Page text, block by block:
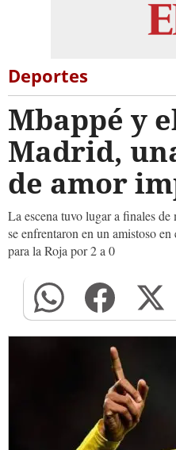
Deportes
Mbappé y
Madrid,
de amor
La escena tuvo lugar a finales
se enfrentaron en un amistoso
para la Roja por 2 a 0